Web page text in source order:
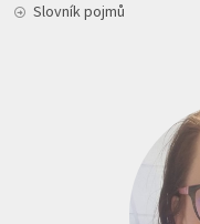
Slovník pojmů